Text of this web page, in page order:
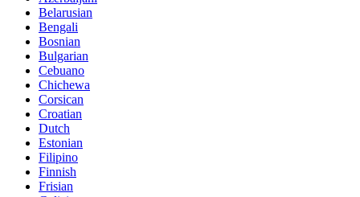
Belarusian
Bengali
Bosnian
Bulgarian
Cebuano
Chichewa
Corsican
Croatian
Dutch
Estonian
Filipino
Finnish
Frisian